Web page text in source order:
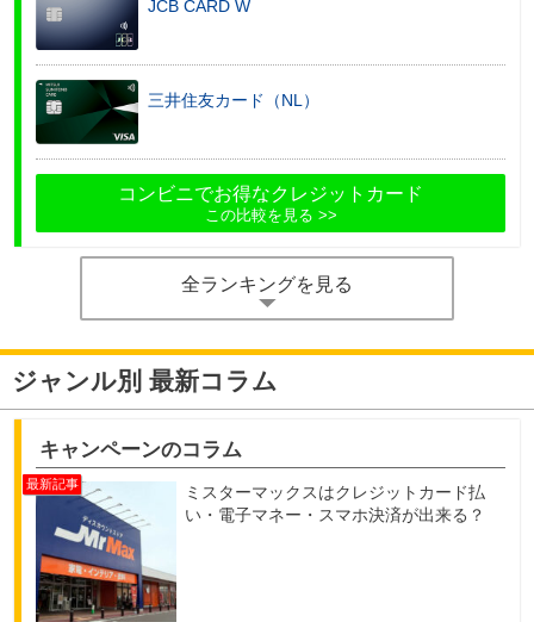
JCB CARD W
三井住友カード（NL）
コンビニでお得なクレジットカード
この比較を見る
全ランキングを見る
ジャンル別 最新コラム
キャンペーンのコラム
ミスターマックスはクレジットカード払
い・電子マネー・スマホ決済が出来る？